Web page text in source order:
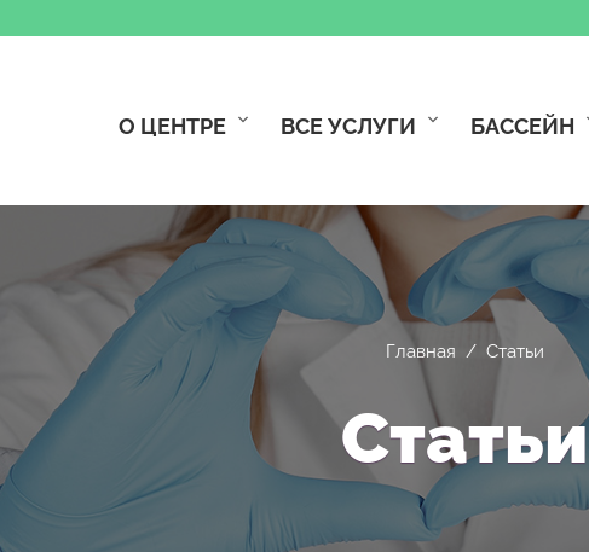
О ЦЕНТРЕ ВСЕ УСЛУГИ БАССЕЙН
Главная / Статьи
Статьи